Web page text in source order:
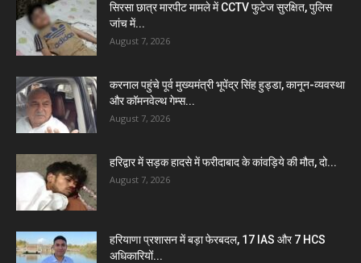
सिरसा छात्र मारपीट मामले में CCTV फुटेज सुरक्षित, पुलिस
जांच में...
August 7, 2026
करनाल पहुंचे पूर्व मुख्यमंत्री भूपेंद्र सिंह हुड्डा, कानून-व्यवस्था
और कॉमनवेल्थ गेम्स...
August 7, 2026
हरिद्वार में सड़क हादसे में फरीदाबाद के कांवड़िये की मौत, दो...
August 7, 2026
हरियाणा प्रशासन में बड़ा फेरबदल, 17 IAS और 7 HCS
अधिकारियों...